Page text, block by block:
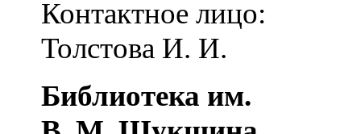
Контактное лицо:
Толстова И. И.
Библиотека им.